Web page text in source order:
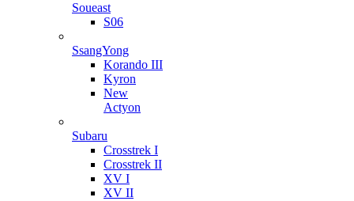
Soueast
S06
SsangYong
Korando III
Kyron
New
Actyon
Subaru
Crosstrek I
Crosstrek II
XV I
XV II